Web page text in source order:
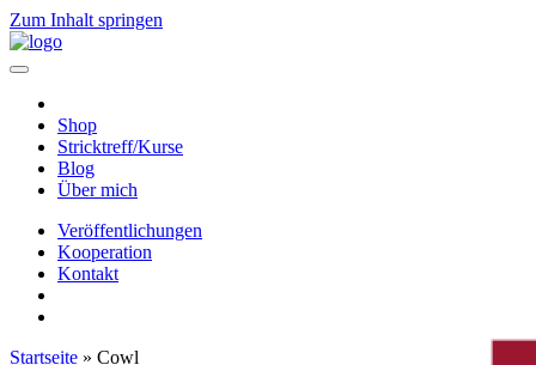
Zum Inhalt springen
Hauptnavigation
Shop
Stricktreff/Kurse
Blog
Über mich
Veröffentlichungen
Kooperation
Kontakt
Startseite » Cowl